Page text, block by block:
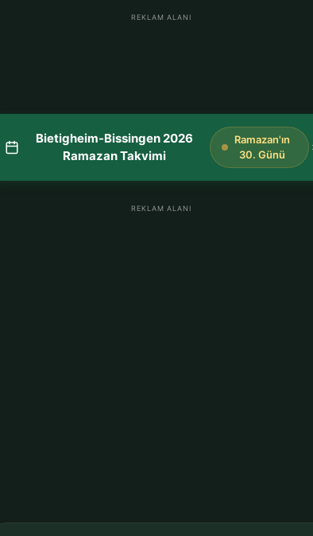
REKLAM ALANI
Bietigheim-Bissingen 2026
Ramazan Takvimi
Ramazan'ın
30. Günü
REKLAM ALANI